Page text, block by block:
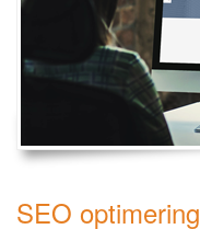
SEO optimering